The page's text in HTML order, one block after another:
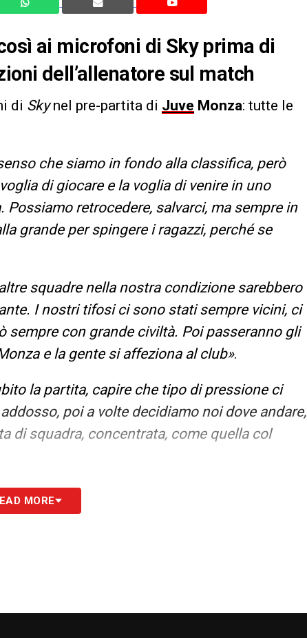
ai microfoni di Sky prima di
dell’allenatore sul match
di Skynel pre-partita di Juve Monza: tutte le
che siamo in fondo alla classifica, però
di giocare e la voglia di venire in uno
retrocedere, salvarci, ma sempre in
grande per spingere i ragazzi, perché se
squadre nella nostra condizione sarebbero
I nostri tifosi ci sono stati sempre vicini, ci
con grande civiltà. Poi passeranno gli
e la gente si affeziona al club».
la partita, capire che tipo di pressione ci
poi a volte decidiamo noi dove andare,
di squadra, concentrata, come quella col
MORE